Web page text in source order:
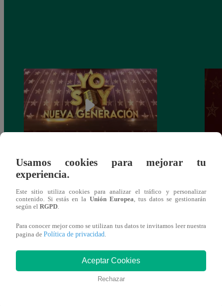
Yo Soy: Nueva Generación – Gran Final
– 14 de junio del 2021 – Programa
Yo
También te puede
interesar
Usamos cookies para mejorar tu
experiencia.
Este sitio utiliza cookies para analizar el tráfico y personalizar
contenido. Si estás en la Unión Europea, tus datos se gestionarán
según el RGPD.
Para conocer mejor como se utilizan tus datos te invitamos leer nuestra
pagina de Política de privacidad.
Aceptar Cookies
Rechazar